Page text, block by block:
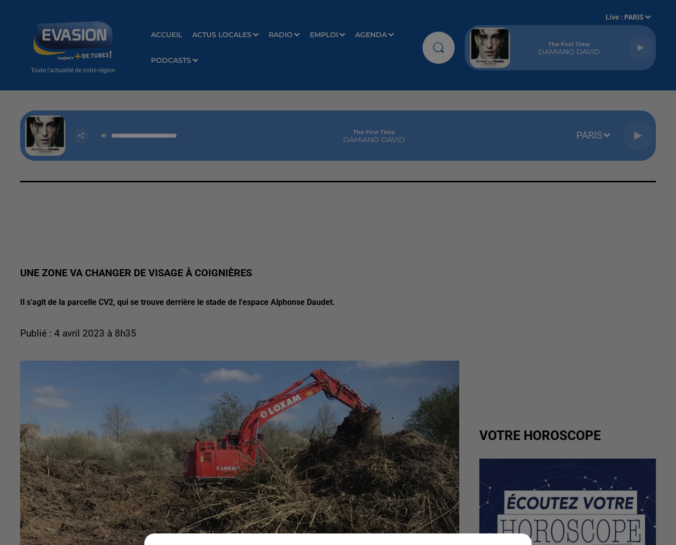
Toute l'actualité de votre région
ACCUEIL ACTUS LOCALES RADIO EMPLOI AGENDA
PODCASTS
Live : PARIS
The First Time
DAMIANO DAVID
The First Time
DAMIANO DAVID PARIS
UNE ZONE VA CHANGER DE VISAGE À COIGNIÈRES
Il s'agit de la parcelle CV2, qui se trouve derrière le stade de l'espace Alphonse Daudet.
Publié : 4 avril 2023 à 8h35
VOTRE HOROSCOPE